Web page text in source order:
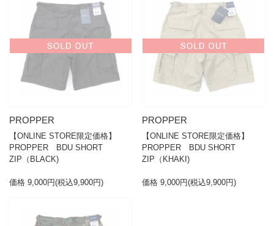
PROPPER
【ONLINE STORE限定価格】
PROPPER BDU SHORT
ZIP（BLACK)
価格 9,000円(税込9,900円)
PROPPER
【ONLINE STORE限定価格】
PROPPER BDU SHORT
ZIP（KHAKI)
価格 9,000円(税込9,900円)